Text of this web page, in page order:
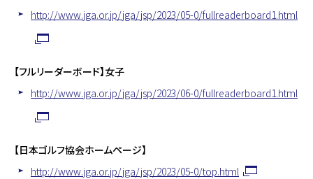
http://www.jga.or.jp/jga/jsp/2023/05-0/fullreaderboard1.html
【フルリーダーボード】女子
http://www.jga.or.jp/jga/jsp/2023/06-0/fullreaderboard1.html
【日本ゴルフ協会ホームページ】
http://www.jga.or.jp/jga/jsp/2023/05-0/top.html